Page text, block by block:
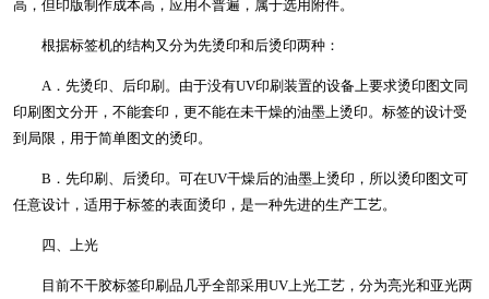
高，但印版制作成本高，应用不普遍，属于选用附件。
根据标签机的结构又分为先烫印和后烫印两种：
A．先烫印、后印刷。由于没有UV印刷装置的设备上要求烫印图文同
印刷图文分开，不能套印，更不能在未干燥的油墨上烫印。标签的设计受
到局限，用于简单图文的烫印。
B．先印刷、后烫印。可在UV干燥后的油墨上烫印，所以烫印图文可
任意设计，适用于标签的表面烫印，是一种先进的生产工艺。
四、上光
目前不干胶标签印刷品几乎全部采用UV上光工艺，分为亮光和亚光两